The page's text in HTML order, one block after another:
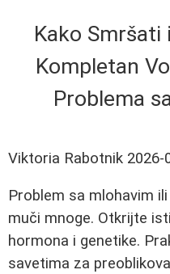
Kako Smršati
Kompletan
Problema
Viktoria Rabotnik 2026-
Problem sa mlohavim
muči mnoge. Otkrijte
hormona i genetike.
savetima za